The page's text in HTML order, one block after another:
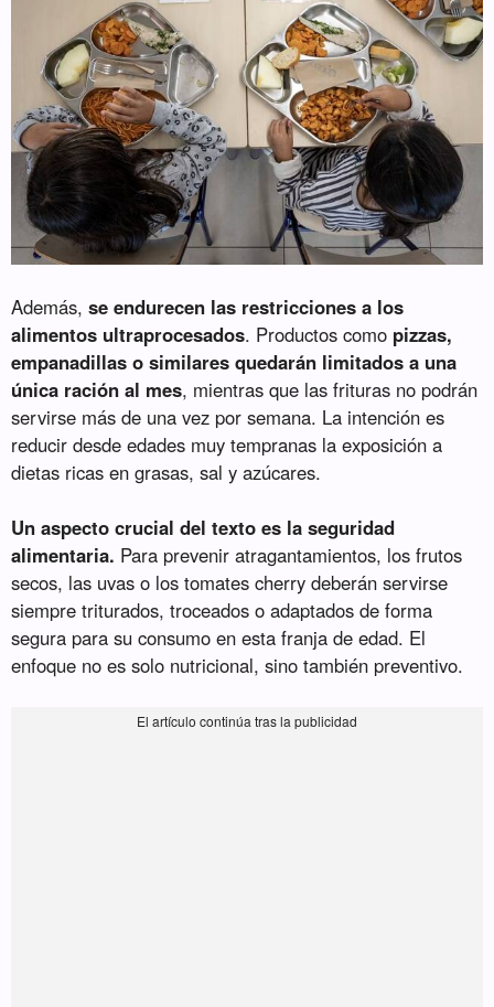
Además,se endurecen las restricciones a los
alimentos ultraprocesados. Productos como pizzas,
empanadillas o similares quedarán limitados a una
única ración al mes, mientras que las frituras no podrán
servirse más de una vez por semana. La intención es
reducir desde edades muy tempranas la exposición a
dietas ricas en grasas, sal y azúcares.
Un aspecto crucial del texto es la seguridad
alimentaria. Para prevenir atragantamientos, los frutos
secos, las uvas o los tomates cherry deberán servirse
siempre triturados, troceados o adaptados de forma
segura para su consumo en esta franja de edad. El
enfoque no es solo nutricional, sino también preventivo.